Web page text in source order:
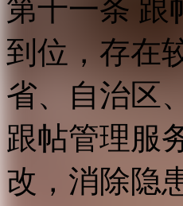
第十一条 跟
到位，存在
省、自治区
跟帖管理服
改，消除隐